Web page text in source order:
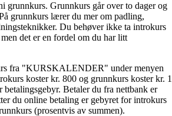
grunnkurs. Grunnkurs går over to dager og
grunnkurs lærer du mer om padling,
Du behøver ikke ta introkurs
det er en fordel om du har litt
fra "KURSKALENDER" under menyen
koster kr. 800 og grunnkurs koster kr. 1
Betaler du fra nettbank er
du online betaling er gebyret for introkurs
(prosentvis av summen).